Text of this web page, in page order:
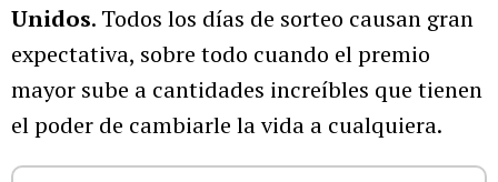
Unidos. Todos los días de sorteo causan gran
expectativa, sobre todo cuando el premio
mayor sube a cantidades increíbles que tienen
el poder de cambiarle la vida a cualquiera.